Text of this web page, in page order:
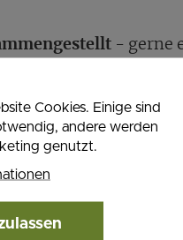
- gerne
bei den
rascher Check-In
optimale
und Budget
Cookies. Einige sind
andere werden
genutzt.